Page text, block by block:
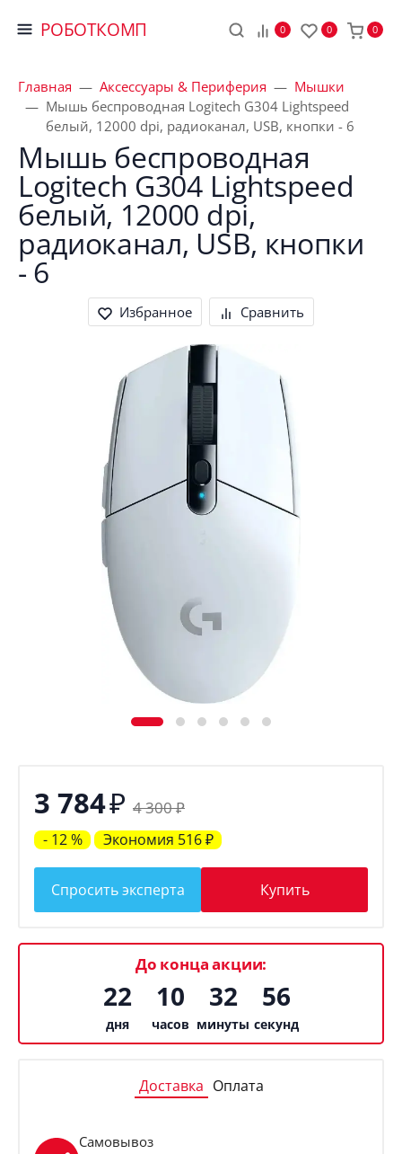
РОБОТКОМП 0 0 0
Главная Аксессуары & Периферия
Мышки
Мышь беспроводная Logitech G304 Lightspeed
белый, 12000 dpi, радиоканал, USB, кнопки - 6
Мышь беспроводная
Logitech G304 Lightspeed
белый, 12000 dpi,
радиоканал, USB, кнопки
- 6
Избранное Сравнить
3 784₽ 4 300₽
- 12 % Экономия 516₽
Спросить эксперта Купить
До конца акции:
22
дня
10
часов
32
минуты
55
секунд
Доставка Оплата
Самовывоз